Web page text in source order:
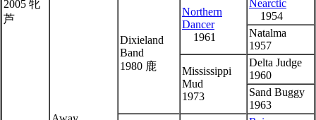
2005 牝
芦
Dixieland
Band
1980 鹿
Northern
Dancer
1961
Nearctic
1954
Natalma
1957
Mississippi
Mud
1973
Delta Judge
1960
Sand Buggy
1963